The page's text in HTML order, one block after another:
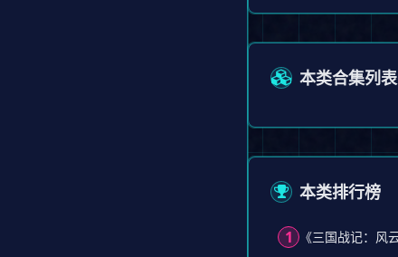
本类合集列表
本类排行榜
1